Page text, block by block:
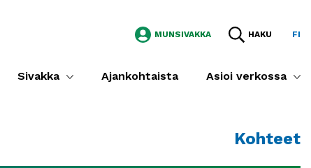
MUNSIVAKKA HAKU FI
Sivakka Ajankohtaista Asioi verkossa
Kohteet